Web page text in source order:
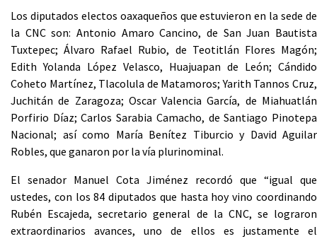
Los diputados electos oaxaqueños que estuvieron en la sede de
la CNC son: Antonio Amaro Cancino, de San Juan Bautista
Tuxtepec; Álvaro Rafael Rubio, de Teotitlán Flores Magón;
Edith Yolanda López Velasco, Huajuapan de León; Cándido
Coheto Martínez, Tlacolula de Matamoros; Yarith Tannos Cruz,
Juchitán de Zaragoza; Oscar Valencia García, de Miahuatlán
Porfirio Díaz; Carlos Sarabia Camacho, de Santiago Pinotepa
Nacional; así como María Benítez Tiburcio y David Aguilar
Robles, que ganaron por la vía plurinominal.
El senador Manuel Cota Jiménez recordó que “igual que
ustedes, con los 84 diputados que hasta hoy vino coordinando
Rubén Escajeda, secretario general de la CNC, se lograron
extraordinarios avances, uno de ellos es justamente el